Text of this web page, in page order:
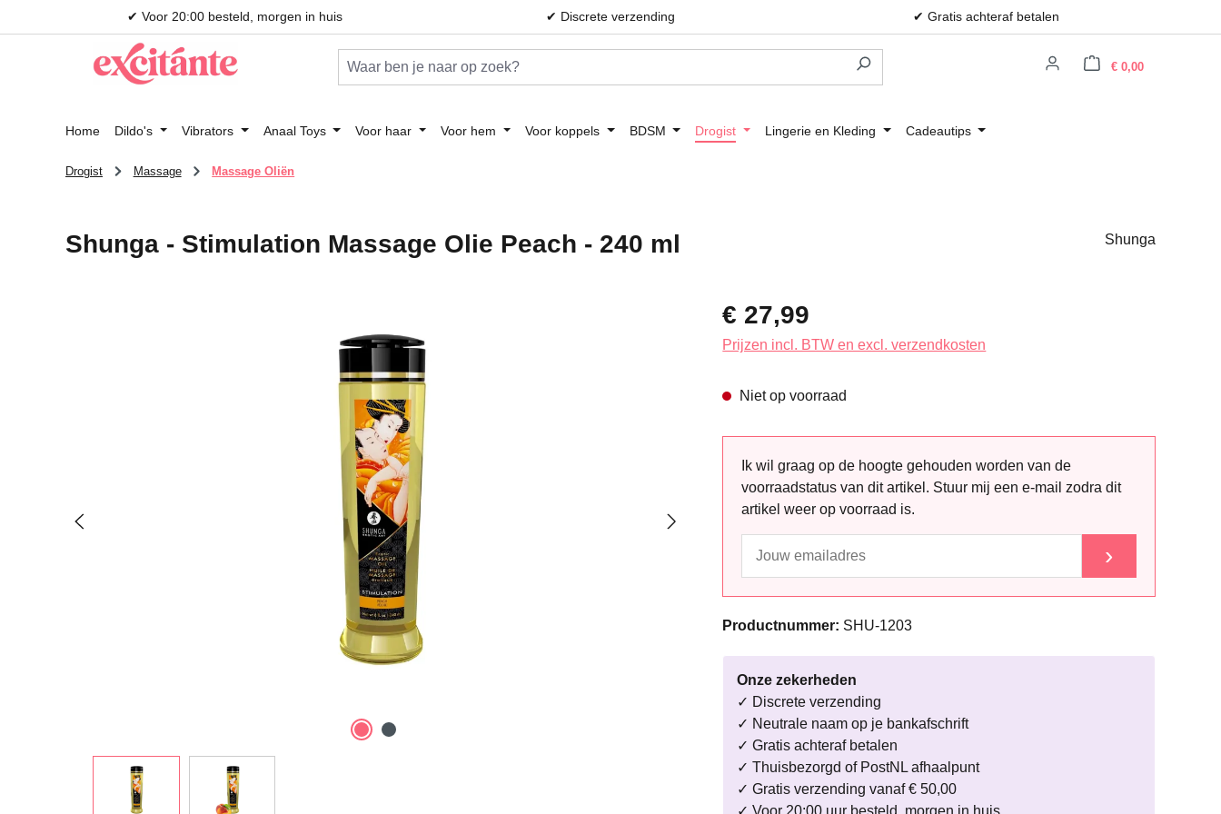
naar de hoofdinhoud
Ga naar de zoekopdracht
Ga naar de hoofdnavigatie✔ Voor 20:00 besteld, morgen in huis ✔ Discrete verzending ✔ Gratis achteraf betalen
€ 0,00
Home Dildo's Vibrators Anaal Toys Voor haar Voor hem Voor koppels BDSM Drogist Lingerie en Kleding Cadeautips
Drogist Massage Massage Oliën
Shunga - Stimulation Massage Olie Peach - 240 ml Shunga
Normale prijs:
€ 27,99
Prijzen incl. BTW en excl. verzendkosten
Niet op voorraad
Ik wil graag op de hoogte gehouden worden van de
voorraadstatus van dit artikel. Stuur mij een e-mail zodra dit
artikel weer op voorraad is.
›
Productnummer: SHU-1203
Onze zekerheden
✓ Discrete verzending
✓ Neutrale naam op je bankafschrift
✓ Gratis achteraf betalen
✓ Thuisbezorgd of PostNL afhaalpunt
✓ Gratis verzending vanaf € 50,00